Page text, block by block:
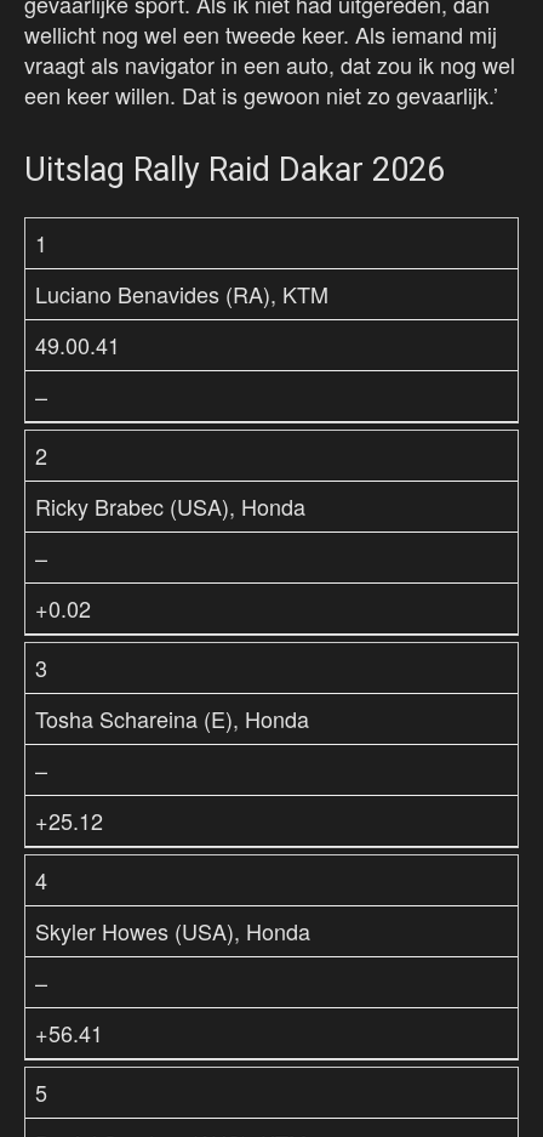
wellicht nog wel een tweede keer. Als iemand mij
vraagt als navigator in een auto, dat zou ik nog wel
een keer willen. Dat is gewoon niet zo gevaarlijk.’
Uitslag Rally Raid Dakar 2026
1
Luciano Benavides (RA), KTM
49.00.41
–
2
Ricky Brabec (USA), Honda
–
+0.02
3
Tosha Schareina (E), Honda
–
+25.12
4
Skyler Howes (USA), Honda
–
+56.41
5